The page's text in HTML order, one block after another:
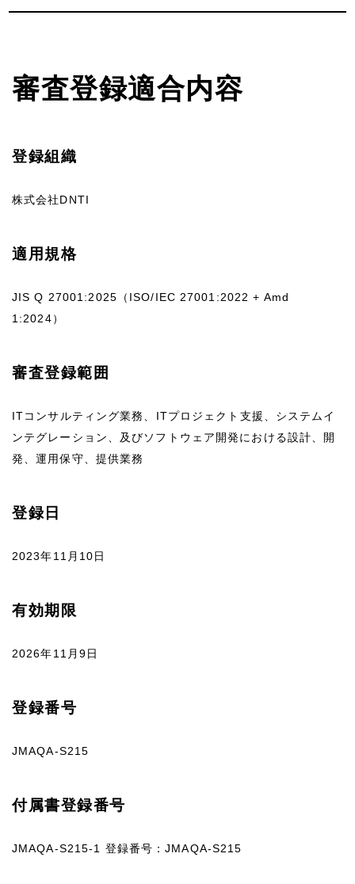
審査登録適合内容
登録組織
株式会社DNTI
適用規格
JIS Q 27001:2025（ISO/IEC 27001:2022 + Amd
1:2024）
審査登録範囲
ITコンサルティング業務、ITプロジェクト支援、システムイ
ンテグレーション、及びソフトウェア開発における設計、開
発、運用保守、提供業務
登録日
2023年11月10日
有効期限
2026年11月9日
登録番号
JMAQA-S215
付属書登録番号
JMAQA-S215-1 登録番号：JMAQA-S215